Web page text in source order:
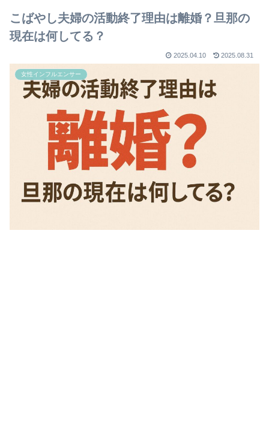
こばやし夫婦の活動終了理由は離婚？旦那の
現在は何してる？
2025.04.10 2025.08.31
女性インフルエンサー